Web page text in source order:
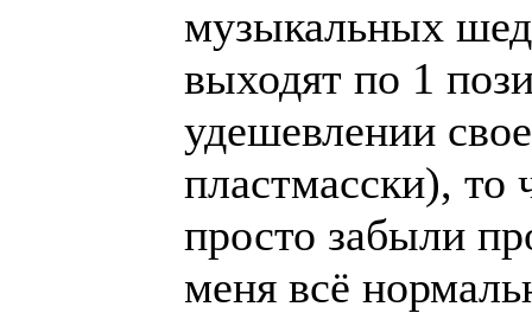
музыкальных
выходят по 1
удешевлении
пластмасски), то
просто забыли
меня всё